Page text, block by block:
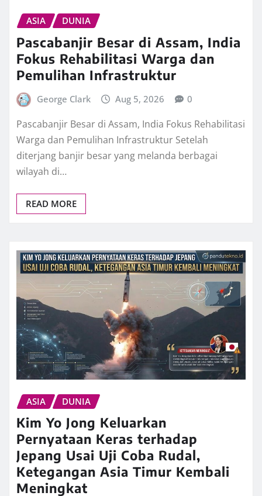
ASIA DUNIA
Pascabanjir Besar di Assam, India
Fokus Rehabilitasi Warga dan
Pemulihan Infrastruktur
George Clark Aug 5, 2026 0
Pascabanjir Besar di Assam, India Fokus Rehabilitasi
Warga dan Pemulihan Infrastruktur Setelah
diterjang banjir besar yang melanda berbagai
wilayah di…
READ MORE
ASIA DUNIA
Kim Yo Jong Keluarkan
Pernyataan Keras terhadap
Jepang Usai Uji Coba Rudal,
Ketegangan Asia Timur Kembali
Meningkat